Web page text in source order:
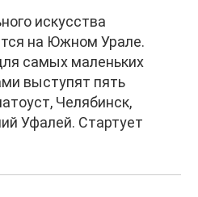
искусства
на Южном Урале.
самых маленьких
выступят пять
Челябинск,
Уфалей. Стартует